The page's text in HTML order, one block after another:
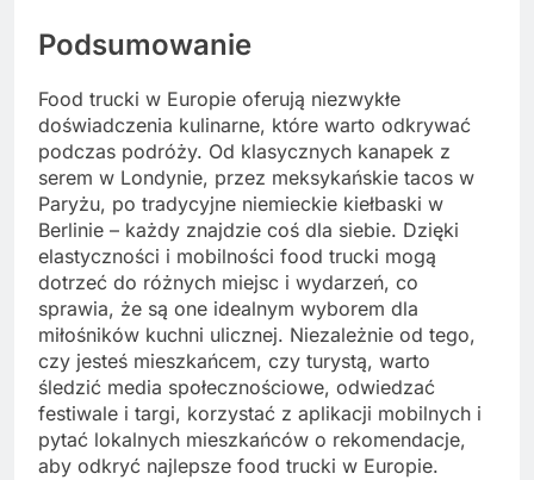
Podsumowanie
Food trucki w Europie oferują niezwykłe
doświadczenia kulinarne, które warto odkrywać
podczas podróży. Od klasycznych kanapek z
serem w Londynie, przez meksykańskie tacos w
Paryżu, po tradycyjne niemieckie kiełbaski w
Berlinie – każdy znajdzie coś dla siebie. Dzięki
elastyczności i mobilności food trucki mogą
dotrzeć do różnych miejsc i wydarzeń, co
sprawia, że są one idealnym wyborem dla
miłośników kuchni ulicznej. Niezależnie od tego,
czy jesteś mieszkańcem, czy turystą, warto
śledzić media społecznościowe, odwiedzać
festiwale i targi, korzystać z aplikacji mobilnych i
pytać lokalnych mieszkańców o rekomendacje,
aby odkryć najlepsze food trucki w Europie.